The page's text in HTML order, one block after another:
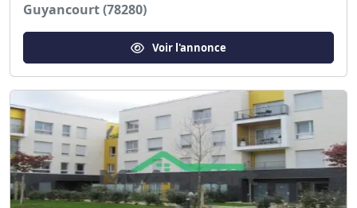
Guyancourt (78280)
Voir l'annonce